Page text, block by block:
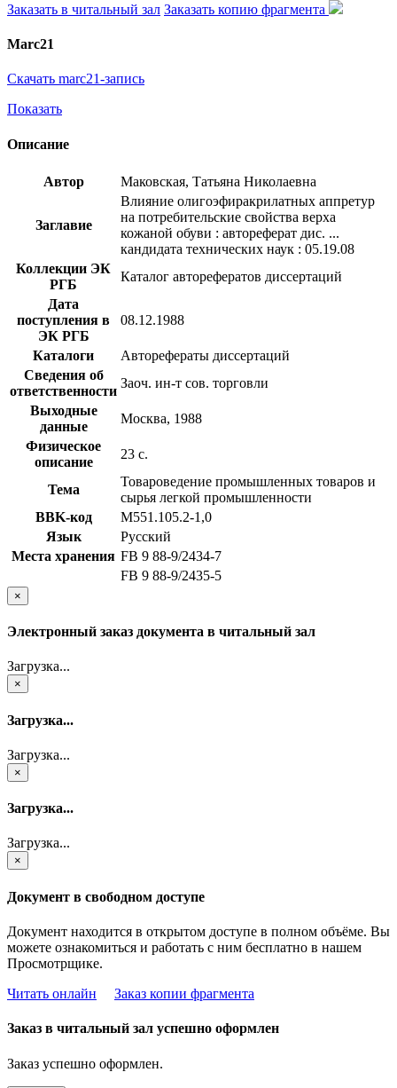
Заказать в читальный зал Заказать копию фрагмента
Marc21
Скачать marc21-запись
Показать
Описание
Автор Маковская, Татьяна Николаевна
Заглавие
Влияние олигоэфиракрилатных аппретур
на потребительские свойства верха
кожаной обуви : автореферат дис. ...
кандидата технических наук : 05.19.08
Коллекции ЭК
РГБ
Каталог авторефератов диссертаций
Дата
поступления в
ЭК РГБ
08.12.1988
Каталоги
Авторефераты диссертаций
Сведения об
ответственности
Заоч. ин-т сов. торговли
Выходные
данные
Москва, 1988
Физическое
описание
23 с.
Тема
Товароведение промышленных товаров и
сырья легкой промышленности
BBK-код
М551.105.2-1,0
Язык
Русский
Места хранения FB 9 88-9/2434-7
FB 9 88-9/2435-5
×
Электронный заказ документа в читальный зал
Загрузка...
×
Загрузка...
Загрузка...
×
Загрузка...
Загрузка...
×
Документ в свободном доступе
Документ находится в открытом доступе в полном объёме. Вы
можете ознакомиться и работать с ним бесплатно в нашем
Просмотрщике.
Читать онлайн
Заказ копии фрагмента
Заказ в читальный зал успешно оформлен
Заказ успешно оформлен.